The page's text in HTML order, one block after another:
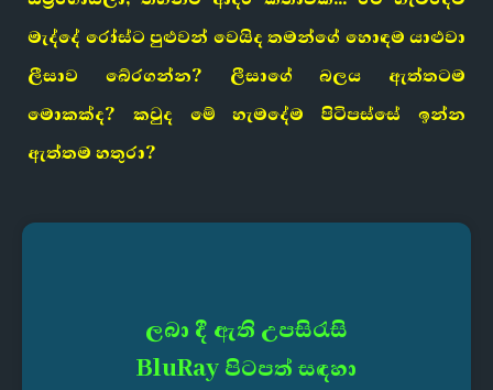
මැද්දේ රෝස්ට පුළුවන් වෙයිද තමන්ගේ හොඳම යාළුවා
ලීසාව බේරගන්න? ලීසාගේ බලය ඇත්තටම
මොකක්ද? කවුද මේ හැමදේම පිටිපස්සේ ඉන්න
ඇත්තම හතුරා?
ලබා දී ඇති උපසිරැසි
BluRay පිටපත් සඳහා